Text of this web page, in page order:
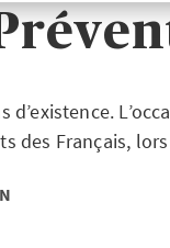
des Français,